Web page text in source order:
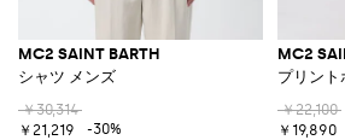
MC2 SAINT BARTH
シャツ メンズ
￥30,314
￥21,219
-30%
MC2
プリン
￥22,100
￥19,890